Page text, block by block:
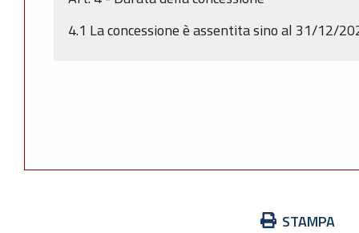
4.1 La concessione è assentita sino al 31/12/
STAMPA